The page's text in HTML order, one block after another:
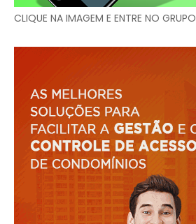
CLIQUE NA IMAGEM E ENTRE NO GRUPO